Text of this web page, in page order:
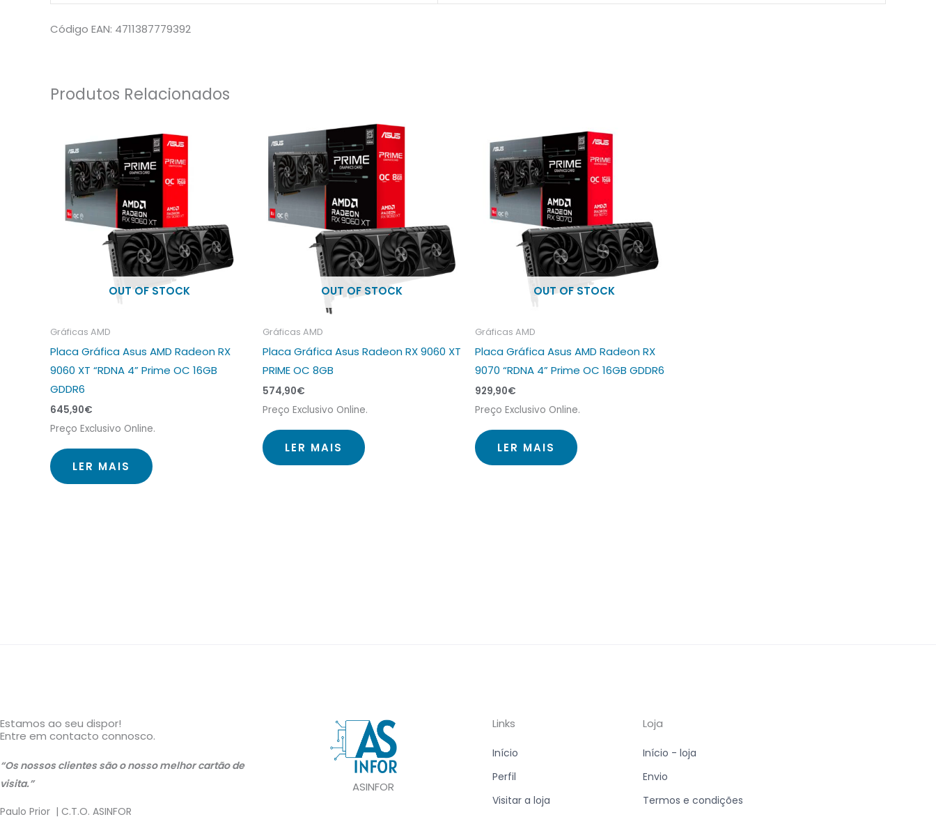
Código EAN: 4711387779392
Produtos Relacionados
OUT OF STOCK
Gráficas AMD
Placa Gráfica Asus AMD Radeon RX
9060 XT “RDNA 4” Prime OC 16GB
GDDR6
645,90€
Preço Exclusivo Online.
LER MAIS
OUT OF STOCK
Gráficas AMD
Placa Gráfica Asus Radeon RX 9060 XT
PRIME OC 8GB
574,90€
Preço Exclusivo Online.
LER MAIS
OUT OF STOCK
Gráficas AMD
Placa Gráfica Asus AMD Radeon RX
9070 “RDNA 4” Prime OC 16GB GDDR6
929,90€
Preço Exclusivo Online.
LER MAIS
Estamos ao seu dispor!
Entre em contacto connosco.
“Os nossos clientes são o nosso melhor cartão de
visita.”
Paulo Prior | C.T.O. ASINFOR
ASINFOR
Links
Início
Perfil
Visitar a loja
Loja
Início - loja
Envio
Termos e condições